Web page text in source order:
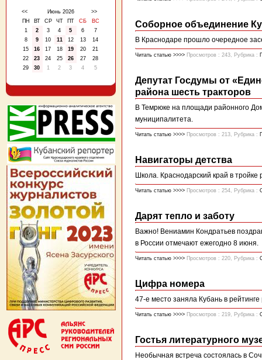
<< Июнь 2026
>>
ПН
ВТ СР ЧТ ПТ СБ
ВС
1
2 3 4 5 6
7
8
9 10 11 12 13
14
15
16 17 18 19 20
21
22
23 24 25 26 27
28
29
30 1 2 3 4 5
Соборное объединение
В Краснодаре прошло очередное
Читать статью >>>> Просмотров : 243, Рубрика :
Депутат Госдумы от
района шесть тракторов
В Темрюке на площади районного
муниципалитета.
Читать статью >>>> Просмотров : 213, Рубрика :
Навигаторы детства
Школа. Краснодарский край в
Читать статью >>>> Просмотров : 254, Рубрика :
Дарят тепло и заботу
Важно! Вениамин Кондратьев
в России отмечают ежегодно 8 июня.
Читать статью >>>> Просмотров : 220, Рубрика :
Цифра номера
47-е место заняла Кубань в
Читать статью >>>> Просмотров : 219, Рубрика :
Гостья литературного
Необычная встреча состоялась в